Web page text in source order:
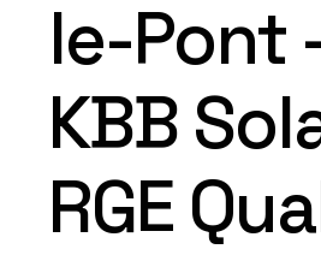
le-Pont
KBB
RGE